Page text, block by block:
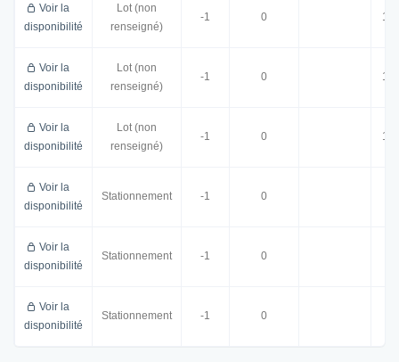
Voir la
disponibilité
Lot (non
renseigné)
-1 0
Voir la
disponibilité
Lot (non
renseigné)
-1 0
Voir la
disponibilité
Lot (non
renseigné)
-1 0
Voir la
disponibilité
Stationnement -1 0
Voir la
disponibilité
Stationnement -1 0
Voir la
disponibilité
Stationnement -1 0